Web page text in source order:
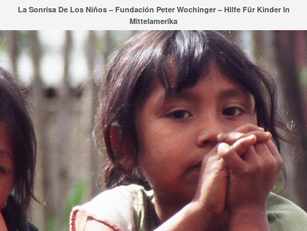
Zum
springen
La Sonrisa De Los Niños – Fundación Peter Wochinger – Hilfe Für Kinder In
Mittelamerika